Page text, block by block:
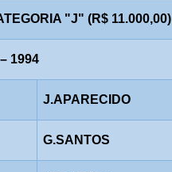
"J" (R$ 11.000,00)
1994
J.APARECIDO
G.SANTOS